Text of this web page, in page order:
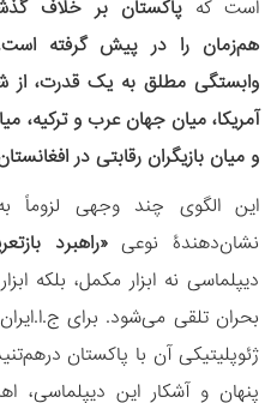
است کهپاکستان بر خلاف
هم‌زمان را در پیش گرفته
وابستگی مطلق به یک قدرت، از
آمریکا، میان جهان عرب و ترکیه،
و میان بازیگران رقابتی در
این الگوی چند وجهی لزوماً
نشان‌دهندۀ نوعی«راهبرد
دیپلماسی نه ابزار مکمل، بلکه
بحران تلقی می‌شود. برای
ژئوپلیتیکی آن با پاکستان
پنهان و آشکار این دیپلماسی،